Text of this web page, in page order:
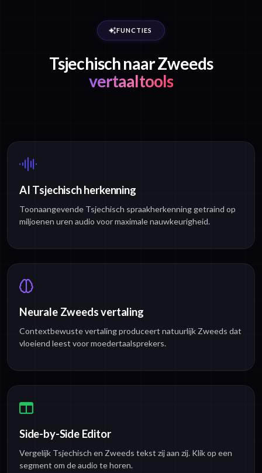
FUNCTIES
Tsjechisch naar Zweeds
vertaaltools
AI Tsjechisch herkenning
Toonaangevende Tsjechisch spraakherkenning getraind op
miljoenen uren audio voor maximale nauwkeurigheid.
Neurale Zweeds vertaling
Contextbewuste vertaling produceert natuurlijk Zweeds dat
vloeiend leest voor moedertaalsprekers.
Side-by-Side Editor
Vergelijk Tsjechisch en Zweeds tekst zij aan zij. Klik op een
segment om de audio te horen.